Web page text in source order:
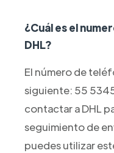
¿Cuál es el
DHL?
El número de
siguiente: 55
contactar a DHL
seguimiento de
puedes utilizar